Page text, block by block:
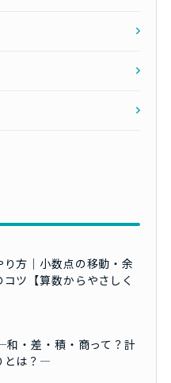
方｜小数点の移動・余
ツ【算数からやさしく
・差・積・商って？計
とは？―